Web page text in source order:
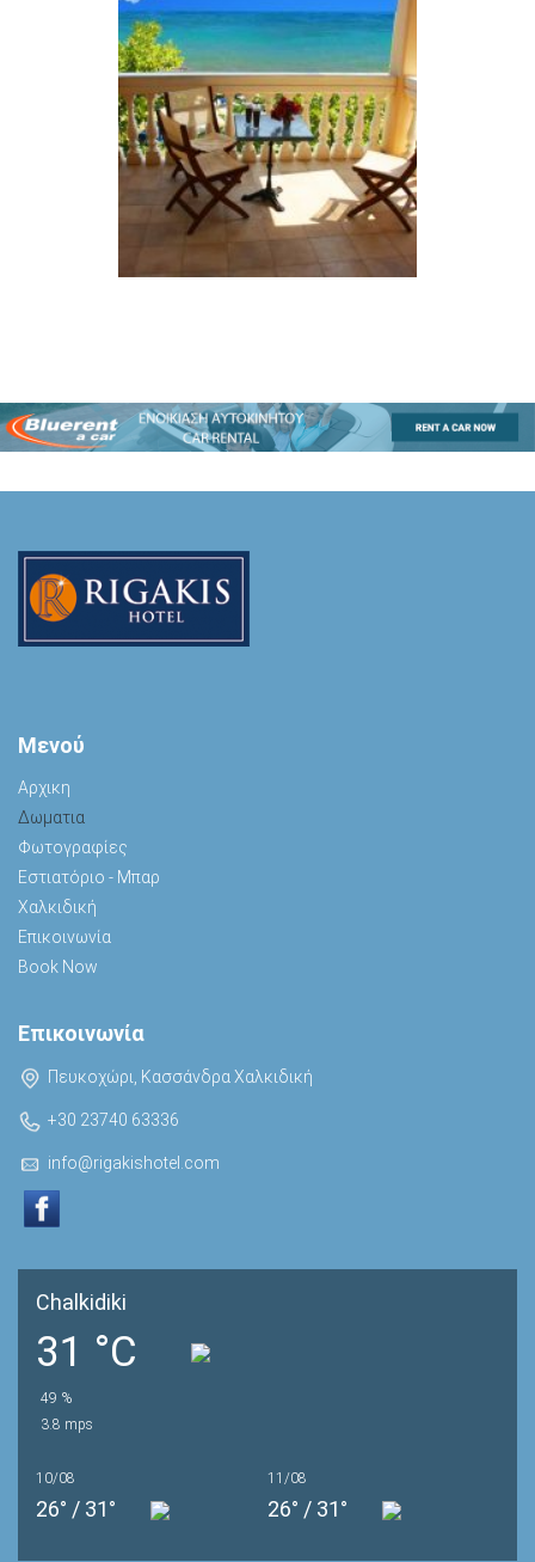
Μενού
Αρχικη
Δωματια
Φωτογραφίες
Εστιατόριο - Μπαρ
Χαλκιδική
Επικοινωνία
Book Now
Επικοινωνία
Πευκοχώρι, Κασσάνδρα Χαλκιδική
+30 23740 63336
info@rigakishotel.com
Chalkidiki
31 °C
49 %
3.8 mps
10/08
26° / 31°
11/08
26° / 31°